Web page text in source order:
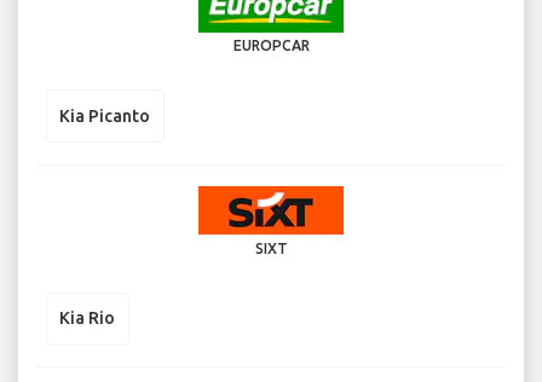
EUROPCAR
Kia Picanto
SIXT
Kia Rio